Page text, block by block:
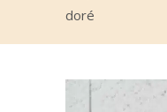
doré